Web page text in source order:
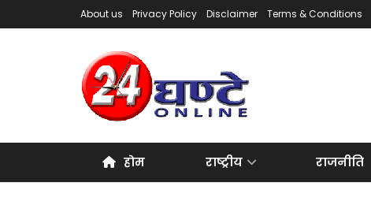
About us Privacy Policy Disclaimer Terms & Conditions
होम राष्ट्रीय राजनीति